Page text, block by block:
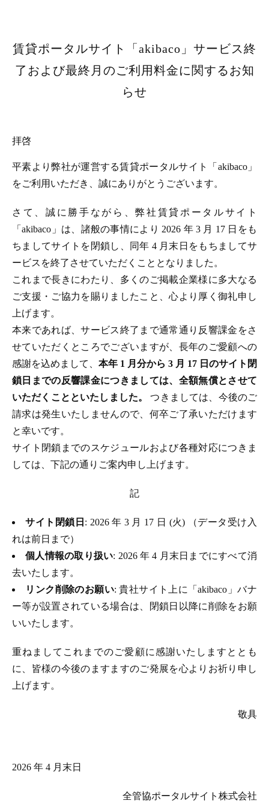
賃貸ポータルサイト「akibaco」サービス終
了および最終月のご利用料金に関するお知
らせ
拝啓
平素より弊社が運営する賃貸ポータルサイト「akibaco」
をご利用いただき、誠にありがとうございます。
さて、誠に勝手ながら、弊社賃貸ポータルサイト
「akibaco」は、諸般の事情により 2026 年 3 月 17 日をも
ちましてサイトを閉鎖し、同年 4 月末日をもちましてサ
ービスを終了させていただくこととなりました。
これまで長きにわたり、多くのご掲載企業様に多大なる
ご支援・ご協力を賜りましたこと、心より厚く御礼申し
上げます。
本来であれば、サービス終了まで通常通り反響課金をさ
せていただくところでございますが、長年のご愛顧への
感謝を込めまして、 本年 1 月分から 3 月 17 日のサイト閉
鎖日までの反響課金につきましては、全額無償とさせて
いただくことといたしました。つきましては、今後のご
請求は発生いたしませんので、何卒ご了承いただけます
と幸いです。
サイト閉鎖までのスケジュールおよび各種対応につきま
しては、下記の通りご案内申し上げます。
記
サイト閉鎖日 : 2026 年 3 月 17 日 (火) （データ受け入
れは前日まで）
個人情報の取り扱い: 2026 年 4 月末日までにすべて消
去いたします。
リンク削除のお願い: 貴社サイト上に「akibaco」バナ
ー等が設置されている場合は、閉鎖日以降に削除をお願
いいたします。
重ねましてこれまでのご愛顧に感謝いたしますととも
に、皆様の今後のますますのご発展を心よりお祈り申し
上げます。
敬具
2026 年 4 月末日
全管協ポータルサイト株式会社